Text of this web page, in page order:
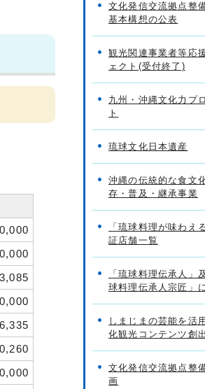
文化発信交流拠点整
基本構想の公表
観光関連事業者等応
ェクト(受付終了)
九州・沖縄文化力プ
ト
琉球文化日本遺産
沖縄の伝統的な食文
存・普及・継承事業
「琉球料理が味わえ
証店舗一覧
「琉球料理伝承人」
球料理伝承人宗匠」
しまじまの芸能を活
化観光コンテンツ創
文化発信交流拠点整
画